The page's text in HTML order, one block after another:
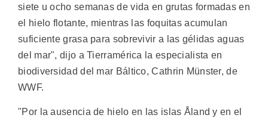
siete u ocho semanas de vida en grutas formadas en
el hielo flotante, mientras las foquitas acumulan
suficiente grasa para sobrevivir a las gélidas aguas
del mar", dijo a Tierramérica la especialista en
biodiversidad del mar Báltico, Cathrin Münster, de
WWF.
"Por la ausencia de hielo en las islas Åland y en el